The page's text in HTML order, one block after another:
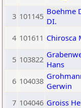
3 101145 Boehme
DI.
4 101611 Chirosca
5 103822 Hans
6 104038 Gerwin
7 104046 Groiss